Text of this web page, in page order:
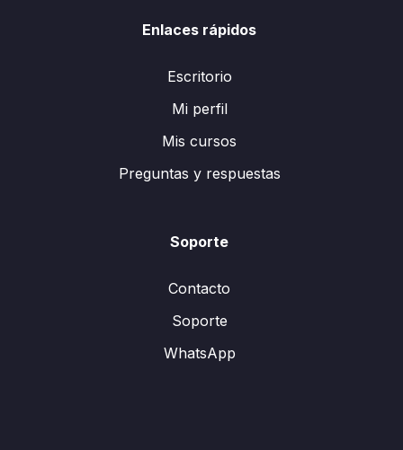
Enlaces rápidos
Escritorio
Mi perfil
Mis cursos
Preguntas y respuestas
Soporte
Contacto
Soporte
WhatsApp